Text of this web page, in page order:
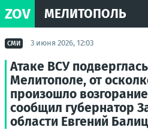
ZOV МЕЛИТОПОЛЬ
СМИ 3 июня 2026, 12:03
Атаке ВСУ
Мелитополе, от
произошло
сообщил губернатор
области Евгений